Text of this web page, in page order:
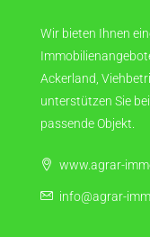
Wir bieten Ihnen
Ackerland,
unterstützen Sie
passende Objekt.
www.agrar-
info@agrar-